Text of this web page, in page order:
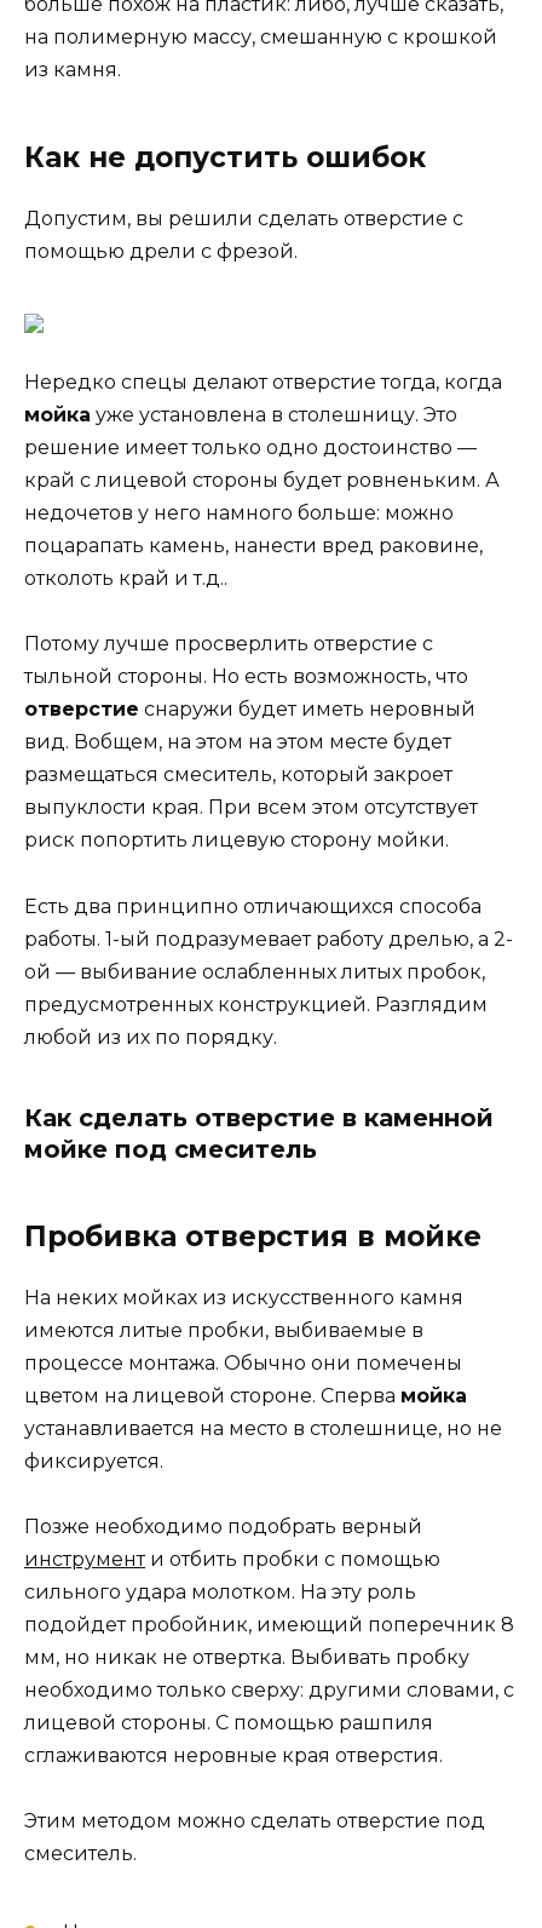
на полимерную массу, смешанную с крошкой
из камня.
Как не допустить ошибок
Допустим, вы решили сделать отверстие с
помощью дрели с фрезой.
Нередко спецы делают отверстие тогда, когда
мойка уже установлена в столешницу. Это
решение имеет только одно достоинство —
край с лицевой стороны будет ровненьким. А
недочетов у него намного больше: можно
поцарапать камень, нанести вред раковине,
отколоть край и т.д..
Потому лучше просверлить отверстие с
тыльной стороны. Но есть возможность, что
отверстие снаружи будет иметь неровный
вид. Вобщем, на этом на этом месте будет
размещаться смеситель, который закроет
выпуклости края. При всем этом отсутствует
риск попортить лицевую сторону мойки.
Есть два принципно отличающихся способа
работы. 1-ый подразумевает работу дрелью, а 2-
ой — выбивание ослабленных литых пробок,
предусмотренных конструкцией. Разглядим
любой из их по порядку.
Как сделать отверстие в каменной
мойке под смеситель
Пробивка отверстия в мойке
На неких мойках из искусственного камня
имеются литые пробки, выбиваемые в
процессе монтажа. Обычно они помечены
цветом на лицевой стороне. Сперва мойка
устанавливается на место в столешнице, но не
фиксируется.
Позже необходимо подобрать верный
инструменти отбить пробки с помощью
сильного удара молотком. На эту роль
подойдет пробойник, имеющий поперечник 8
мм, но никак не отвертка. Выбивать пробку
необходимо только сверху: другими словами, с
лицевой стороны. С помощью рашпиля
сглаживаются неровные края отверстия.
Этим методом можно сделать отверстие под
смеситель.